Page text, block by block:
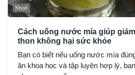
Khoẻ
Cách uống nước mía giúp
thon không hại sức khỏe
Bạn có biết nếu uống nước mía
ăn khoa học và tập luyện hợp lý,